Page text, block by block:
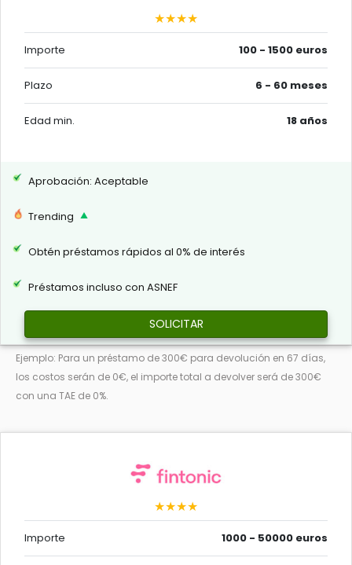
★★★★
Importe 100 - 1500 euros
Plazo 6 - 60 meses
Edad min. 18 años
Aprobación: Aceptable
Trending
Obtén préstamos rápidos al 0% de interés
Préstamos incluso con ASNEF
SOLICITAR
Ejemplo: Para un préstamo de 300€ para devolución en 67 días,
los costos serán de 0€, el importe total a devolver será de 300€
con una TAE de 0%.
★★★★
Importe 1000 - 50000 euros